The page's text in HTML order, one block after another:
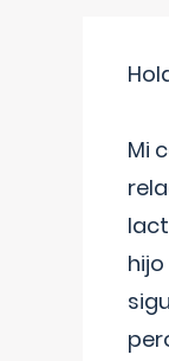
Mi